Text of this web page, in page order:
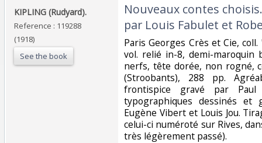
‎KIPLING (Rudyard).‎
Reference : 119288
(1918)
See the book
‎Nouveaux contes
par Louis Fabulet et
‎Paris Georges Crès et Cie,
vol. relié in-8, demi-maroquin
nerfs, tête dorée, non rogné,
(Stroobants), 288 pp.
frontispice gravé par
typographiques dessinés
Eugène Vibert et Louis Jou.
celui-ci numéroté sur Rives,
très légèrement passé). ‎